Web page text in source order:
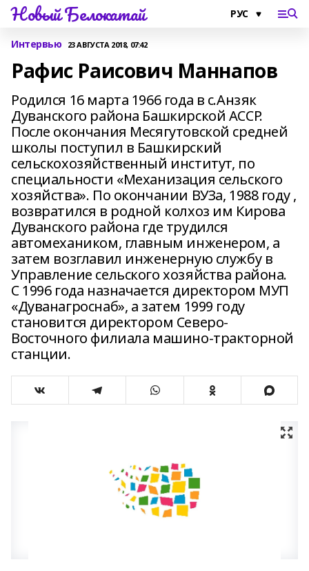
Новый Белокатай
Интервью 23 АВГУСТА 2018, 07:42
Рафис Раисович Маннапов
Родился 16 марта 1966 года в с.Анзяк
Дуванского района Башкирской АССР.
После окончания Месягутовской средней
школы поступил в Башкирский
сельскохозяйственный институт, по
специальности «Механизация сельского
хозяйства». По окончании ВУЗа, 1988 году ,
возвратился в родной колхоз им Кирова
Дуванского района где трудился
автомехаником, главным инженером, а
затем возглавил инженерную службу в
Управление сельского хозяйства района.
С 1996 года назначается директором МУП
«Дуванагроснаб», а затем 1999 году
становится директором Северо-
Восточного филиала машино-тракторной
станции.